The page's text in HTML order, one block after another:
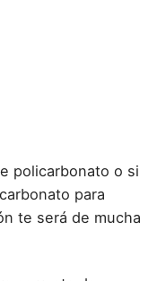
policarbonato o si
para
te será de mucha